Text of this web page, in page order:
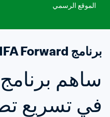
الموقع الرسمي
برنامج FIFA Forward